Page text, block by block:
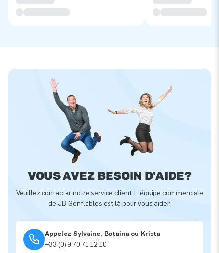
VOUS AVEZ BESOIN D'AIDE?
Veuillez contacter notre service client. L'équipe commerciale
de JB-Gonflables est là pour vous aider.
Appelez Sylvaine, Botaina ou Krista
+33 (0) 9 70 73 12 10